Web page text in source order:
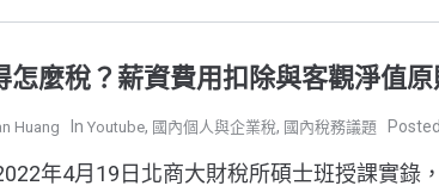
怎麼稅？薪資費用扣除與客觀淨值
Huang Youtube, 國內個人與企業稅, 國內稅務議題
年4月19日北商大財稅所碩士班授課實錄